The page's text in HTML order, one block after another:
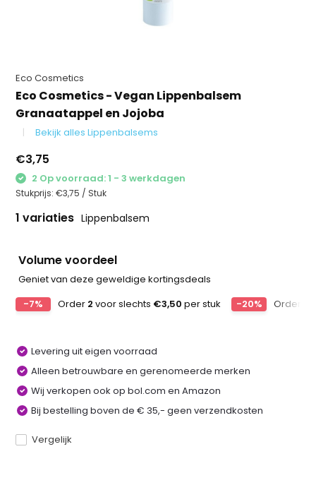
Eco Cosmetics
Eco Cosmetics - Vegan Lippenbalsem
Granaatappel en Jojoba
Bekijk alles Lippenbalsems
€3,75
2 Op voorraad: 1 - 3 werkdagen
Stukprijs:€3,75 / Stuk
1 variaties Lippenbalsem
Volume voordeel
Geniet van deze geweldige kortingsdeals
-7%
Order 2 voor slechts €3,50 per stuk -20% Order
Levering uit eigen voorraad
Alleen betrouwbare en gerenomeerde merken
Wij verkopen ook op bol.com en Amazon
Bij bestelling boven de € 35,- geen verzendkosten
Vergelijk